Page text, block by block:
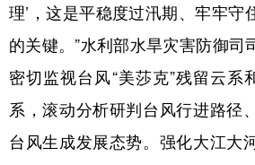
理’，这是平稳度过汛期、牢牢守
的关键。”水利部水旱灾害防御司
密切监视台风“美莎克”残留云系
系，滚动分析研判台风行进路径
台风生成发展态势。强化大江大